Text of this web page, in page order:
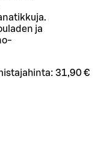
ja
31,90 €